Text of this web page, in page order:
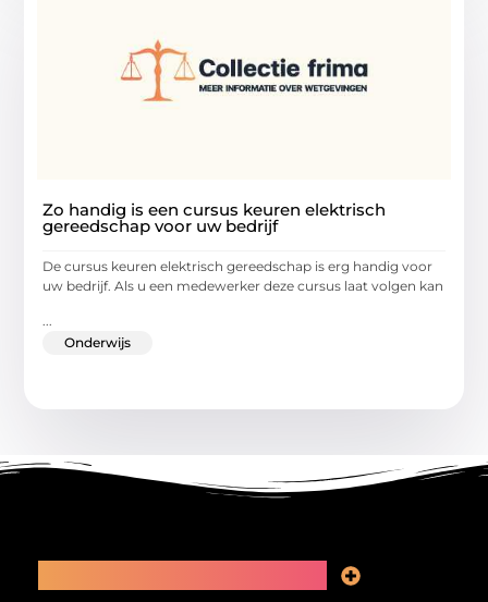
Zo handig is een cursus keuren elektrisch
gereedschap voor uw bedrijf
De cursus keuren elektrisch gereedschap is erg handig voor
uw bedrijf. Als u een medewerker deze cursus laat volgen kan
...
Onderwijs